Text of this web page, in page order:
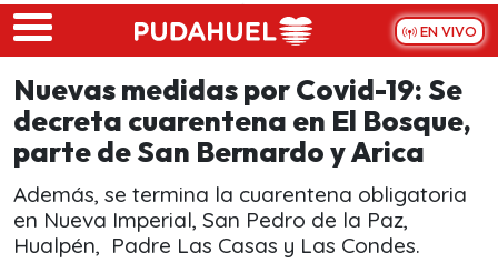
Skip to main content
EN VIVO
Nuevas medidas por Covid-19: Se
decreta cuarentena en El Bosque,
parte de San Bernardo y Arica
Además, se termina la cuarentena obligatoria
en Nueva Imperial, San Pedro de la Paz,
Hualpén, Padre Las Casas y Las Condes.